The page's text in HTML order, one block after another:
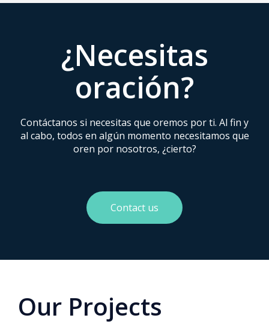
¿Necesitas
oración?
Contáctanos si necesitas que oremos por ti. Al fin y
al cabo, todos en algún momento necesitamos que
oren por nosotros, ¿cierto?
Contact us
Our Projects